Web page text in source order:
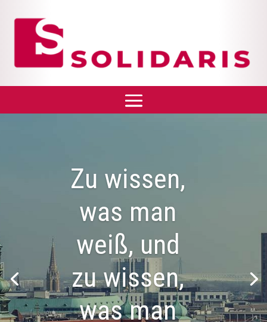
Zu wissen,
was man
weiß, und
zu wissen,
was man